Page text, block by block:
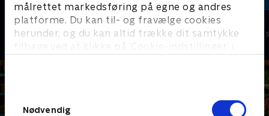
målrettet markedsføring på egne og andres
platforme. Du kan til- og fravælge cookies
herunder, og du kan altid trække dit samtykke
tilbage ved at klikke på ’Cookie-indstillinger’ i
Nødvendig
Lille prinsesse
Børneserier • 3 sæsoner
Vicke Viking
Børneserier • 1